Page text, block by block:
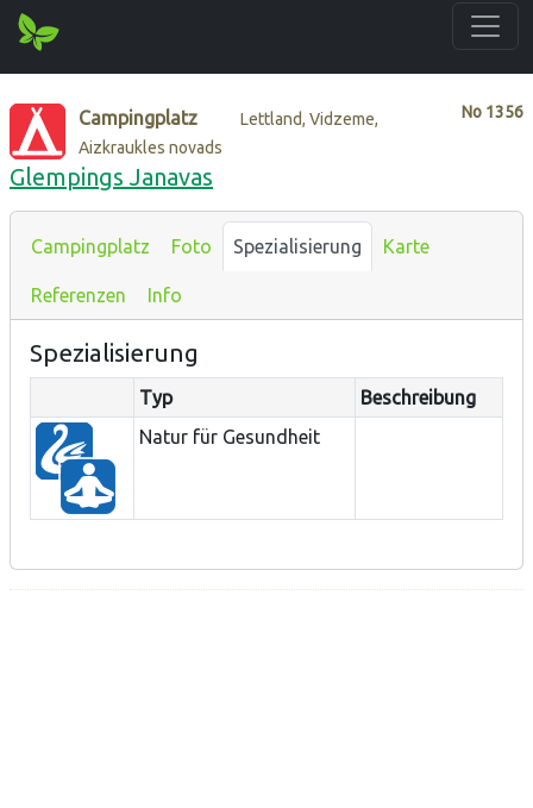
No 1356
Campingplatz
Lettland, Vidzeme,
Aizkraukles novads
Glempings Janavas
Campingplatz Foto Spezialisierung Karte
Referenzen Info
Spezialisierung
Typ
Beschreibung
Natur für Gesundheit